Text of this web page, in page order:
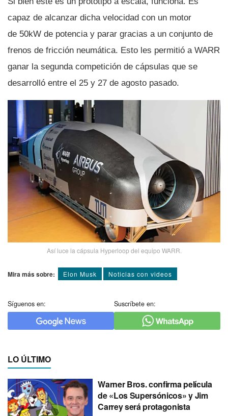
capaz de alcanzar dicha velocidad con un motor
de 50kW de potencia y parar gracias a un conjunto de
frenos de fricción neumática. Esto les permitió a WARR
ganar la segunda competición de cápsulas que se
desarrolló entre el 25 y 27 de agosto pasado.
Así­ luce la cápsula Hyperloop del equipo WARR.
Mira más sobre: Elon Musk Noticias con videos
Síguenos en: Suscríbete en:
LO ÚLTIMO
Warner Bros. confirma película
de «Los Supersónicos» y Jim
Carrey será protagonista